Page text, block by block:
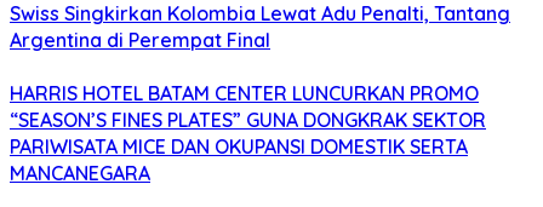
Swiss Singkirkan Kolombia Lewat Adu Penalti, Tantang
Argentina di Perempat Final
HARRIS HOTEL BATAM CENTER LUNCURKAN PROMO
“SEASON’S FINES PLATES” GUNA DONGKRAK SEKTOR
PARIWISATA MICE DAN OKUPANSI DOMESTIK SERTA
MANCANEGARA